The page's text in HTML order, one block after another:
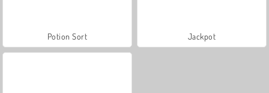
Potion Sort Jackpot